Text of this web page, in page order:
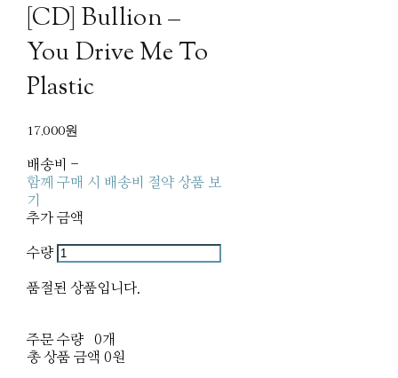
[CD] Bullion –
You Drive Me To
Plastic
17,000원
배송비 -
함께 구매 시 배송비 절약 상품 보
기
추가 금액
수량
품절된 상품입니다.
주문 수량
0개
총 상품 금액 0원